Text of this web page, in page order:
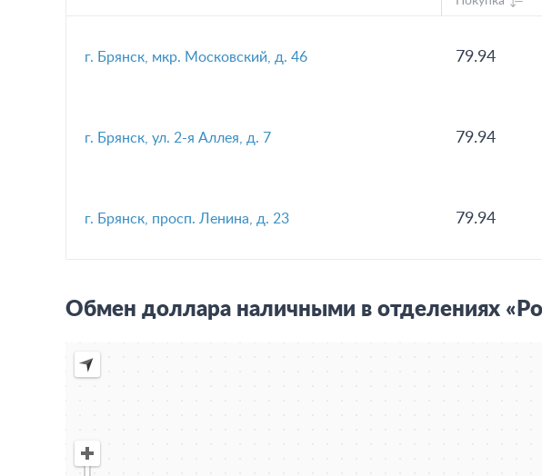
г. Брянск, мкр. Московский, д. 46 79.94
г. Брянск, ул. 2-я Аллея, д. 7 79.94
г. Брянск, просп. Ленина, д. 23 79.94
Обмен доллара наличными в отделениях